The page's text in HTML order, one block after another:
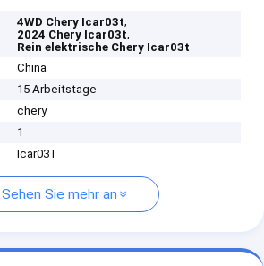
4WD Chery Icar03t,
2024 Chery Icar03t,
Rein elektrische Chery Icar03t
China
15 Arbeitstage
chery
1
Icar03T
Sehen Sie mehr an